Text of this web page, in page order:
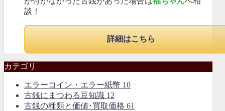
談！
詳細はこちら
カテゴリ
エラーコイン・エラー紙幣 10
古銭にまつわる豆知識 12
古銭の種類と価値･買取価格 61